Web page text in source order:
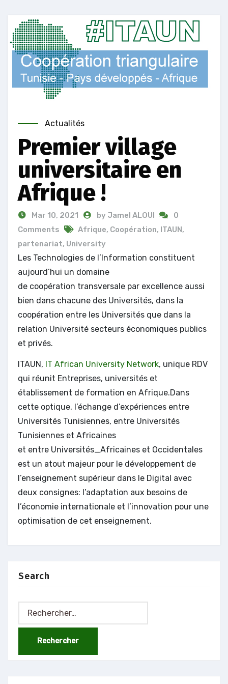
Actualités
Premier village
universitaire en
Afrique !
Mar 10, 2021 by Jamel ALOUI
0
Comments
Afrique, Coopération, ITAUN,
partenariat, University
Les Technologies de l’Information constituent
aujourd’hui un domaine
de coopération transversale par excellence aussi
bien dans chacune des Universités, dans la
coopération entre les Universités que dans la
relation Université secteurs économiques publics
et privés.
ITAUN, IT African University Network, unique RDV
qui réunit Entreprises, universités et
établissement de formation en Afrique.Dans
cette optique, l’échange d’expériences entre
Universités Tunisiennes, entre Universités
Tunisiennes et Africaines
et entre Universités_Africaines et Occidentales
est un atout majeur pour le développement de
l’enseignement supérieur dans le Digital avec
deux consignes: l’adaptation aux besoins de
l’économie internationale et l’innovation pour une
optimisation de cet enseignement.
Search
Rechercher :